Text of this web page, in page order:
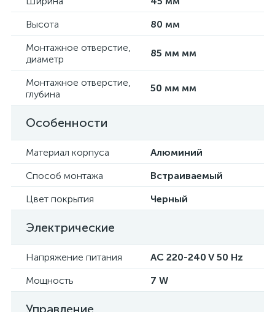
Высота
80 мм
Монтажное отверстие,
диаметр
85 мм мм
Монтажное отверстие,
глубина
50 мм мм
Особенности
Материал корпуса
Алюминий
Способ монтажа
Встраиваемый
Цвет покрытия
Черный
Электрические
Напряжение питания
AC 220-240 V 50 Hz
Мощность
7 W
Управление